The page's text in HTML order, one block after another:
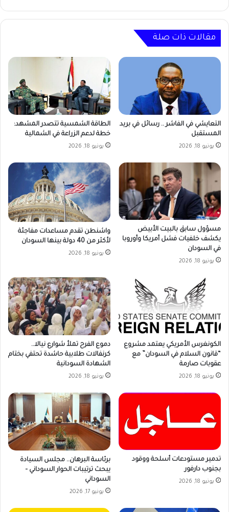
مقالات ذات صلة
التعايشي في الفاشر .. رسائل في بريد
المستقبل
يونيو 18, 2026
الطاقة الشمسية تتصدر المشهد:
خطة لدعم الزراعة في الشمالية
يونيو 18, 2026
مسؤول سابق بالبيت الأبيض
يكشف خلفيات فشل أمريكا وأوروبا
في السودان
يونيو 18, 2026
واشنطن تقدم مساعدات مفاجئة
لأكثر من 40 دولة بينها السودان
يونيو 18, 2026
الكونغرس الأمريكي يعتمد مشروع
“قانون السلام في السودان” مع
عقوبات صارمة
يونيو 18, 2026
دموع الفرح تملأ شوارع نيالا..
كرنفالات طلابية حاشدة تحتفي بختام
الشهادة السودانية
يونيو 18, 2026
تدمير مستودعات أسلحة ووقود
بجنوب دارفور
يونيو 18, 2026
برئاسة البرهان.. مجلس السيادة
يبحث ترتيبات الحوار السوداني –
السوداني
يونيو 17, 2026